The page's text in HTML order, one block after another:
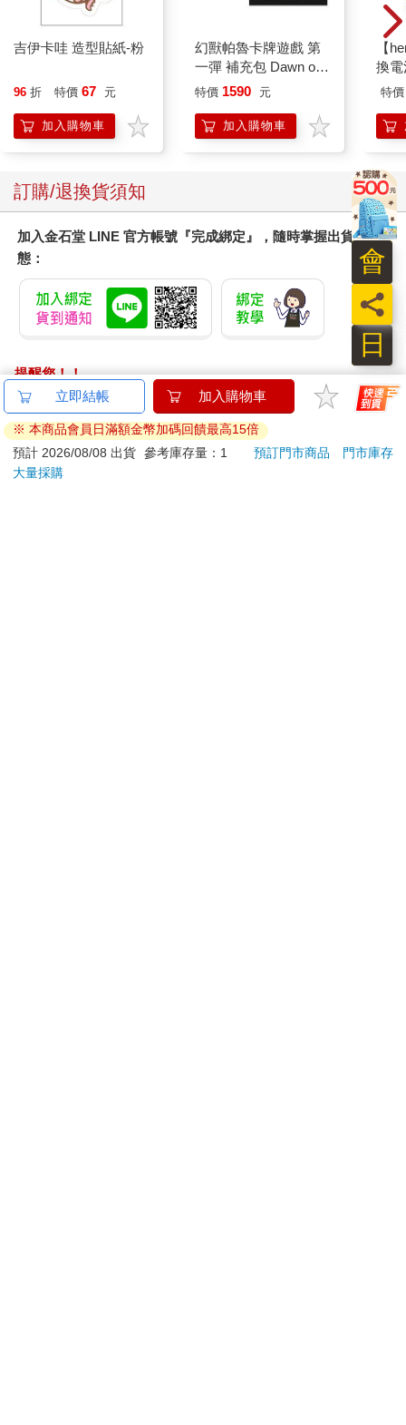
吉伊卡哇 造型貼紙-粉
96 折 特價 67 元
加入購物車
幻獸帕魯卡牌遊戲 第
一彈 補充包 Dawn of
Palpagos（日文版一
特價 1590 元
加入購物車
【
換電
特價
訂購/退換貨須知
加入金石堂 LINE 官方帳號『完成綁定』，隨時掌握出貨動
態：
提醒您！！
金石堂及銀行均不會請您操作ATM! 如接獲電話要求您前往
ATM提款機，請不要聽從指示，以免受騙上當！
退換貨須知：
**提醒您，鑑賞期不等於試用期，退回商品須為全新狀態**
立即結帳 加入購物車
※ 本商品會員日滿額金幣加碼回饋最高15倍
預計 2026/08/08 出貨 參考庫存量：1 預訂門市商品
門市庫存
大量採購
日
員
會